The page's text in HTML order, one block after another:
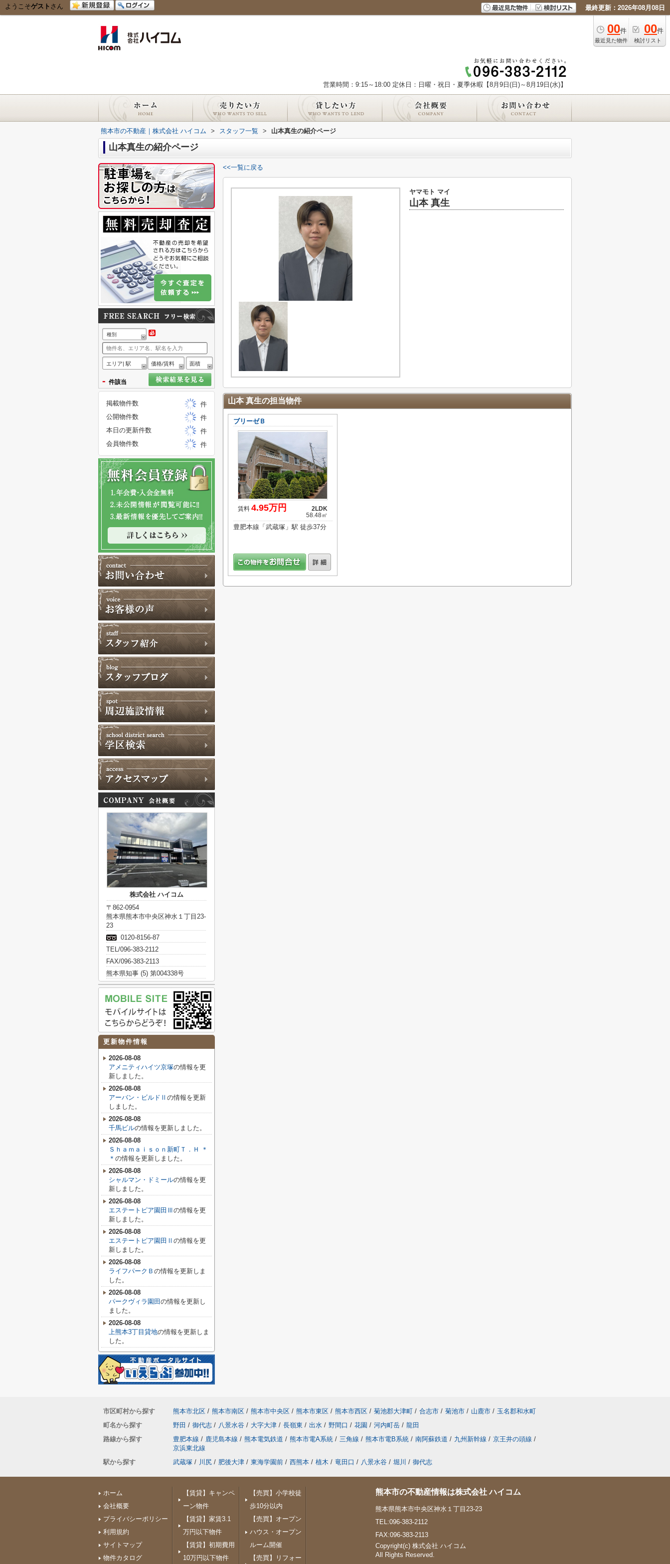
ようこそゲスト さん 最終更新：2026年08月08日
00件
最近見た物件
00件
検討リスト
営業時間：9:15～18:00 定休日：日曜・祝日・夏季休暇【8月9日(日)～8月19日(水)】
熊本市の不動産｜株式会社 ハイコム > スタッフ一覧 > 山本真生の紹介ページ
山本真生の紹介ページ
<<一覧に戻る
ヤマモト マイ
山本 真生
山本 真生の担当物件
ブリーゼＢ
賃料 4.95万円
2LDK
58.48㎡
豊肥本線「武蔵塚」駅 徒歩37分
種別
エリア| 駅 価格/賃料 面積
- 件該当
掲載物件数
件
公開物件数
件
本日の更新件数
件
会員物件数
件
株式会社 ハイコム
〒862-0954
熊本県熊本市中央区神水１丁目23-
23
0120-8156-87
TEL/096-383-2112
FAX/096-383-2113
熊本県知事 (5) 第004338号
更新物件情報
2026-08-08
アメニティハイツ京塚の情報を更
新しました。
2026-08-08
アーバン・ビルドⅡ の情報を更新
しました。
2026-08-08
千馬ビルの情報を更新しました。
2026-08-08
Ｓｈａｍａｉｓｏｎ新町Ｔ．Ｈ ＊
＊ の情報を更新しました。
2026-08-08
シャルマン・ドミールの情報を更
新しました。
2026-08-08
エステートピア園田Ⅲ の情報を更
新しました。
2026-08-08
エステートピア園田Ⅱ の情報を更
新しました。
2026-08-08
ライフパークＢ の情報を更新しま
した。
2026-08-08
パークヴィラ園田 の情報を更新し
ました。
2026-08-08
上熊本3丁目貸地の情報を更新しま
した。
市区町村から探す 熊本市北区 / 熊本市南区 / 熊本市中央区 / 熊本市東区 / 熊本市西区 / 菊池郡大津町 / 合志市 / 菊池市 / 山鹿市 / 玉名郡和水町
町名から探す
野田 / 御代志 / 八景水谷 / 大字大津 / 長嶺東 / 出水 / 野間口 / 花園 / 河内町岳 / 龍田
路線から探す
豊肥本線 / 鹿児島本線 / 熊本電気鉄道 / 熊本市電A系統 / 三角線 / 熊本市電B系統 / 南阿蘇鉄道 / 九州新幹線 / 京王井の頭線 /
京浜東北線
駅から探す
武蔵塚 / 川尻 / 肥後大津 / 東海学園前 / 西熊本 / 植木 / 竜田口 / 八景水谷 / 堀川 / 御代志
ホーム
会社概要
プライバシーポリシー
利用規約
サイトマップ
物件カタログ
【賃貸】キャンペ
ーン物件
【賃貸】家賃3.1
万円以下物件
【賃貸】初期費用
10万円以下物件
【売買】小学校徒
歩10分以内
【売買】オープン
ハウス・オープン
ルーム開催
【売買】リフォー
熊本市の不動産情報は株式会社 ハイコム
熊本県熊本市中央区神水１丁目23-23
TEL:096-383-2112
FAX:096-383-2113
Copyright(c) 株式会社 ハイコム
All Rights Reserved.